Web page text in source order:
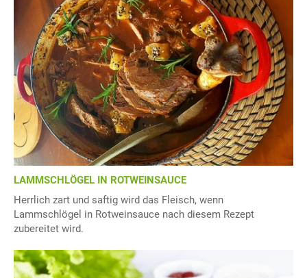
LAMMSCHLÖGEL IN ROTWEINSAUCE
Herrlich zart und saftig wird das Fleisch, wenn
Lammschlögel in Rotweinsauce nach diesem Rezept
zubereitet wird.